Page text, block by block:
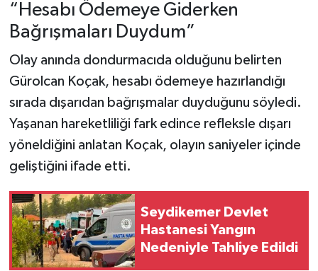
“Hesabı Ödemeye Giderken
Bağrışmaları Duydum”
Olay anında dondurmacıda olduğunu belirten
Gürolcan Koçak, hesabı ödemeye hazırlandığı
sırada dışarıdan bağrışmalar duyduğunu söyledi.
Yaşanan hareketliliği fark edince refleksle dışarı
yöneldiğini anlatan Koçak, olayın saniyeler içinde
geliştiğini ifade etti.
Seydikemer Devlet
Hastanesi Yangın
Nedeniyle Tahliye Edildi